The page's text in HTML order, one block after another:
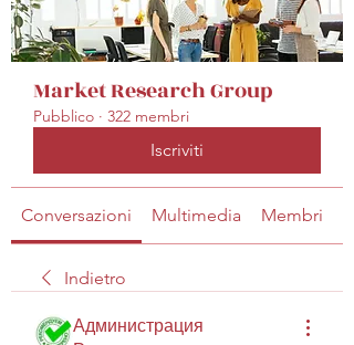
Market Research Group
Pubblico · 322 membri
Iscriviti
Conversazioni Multimedia Membri
Indietro
Администрация